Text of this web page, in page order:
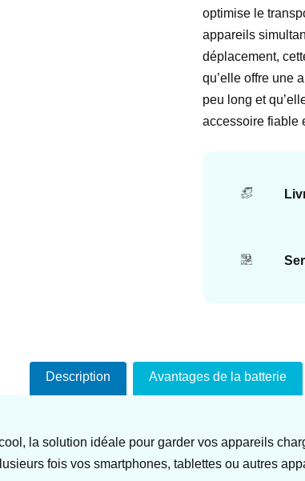
optimise le
appareils
déplacement,
qu’elle offre une
peu long et
accessoire fiable
Description Avantages de la batterie
la solution idéale pour garder vos appareils
fois vos smartphones, tablettes ou autres